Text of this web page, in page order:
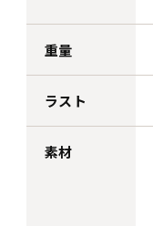
重量
ラスト
素材